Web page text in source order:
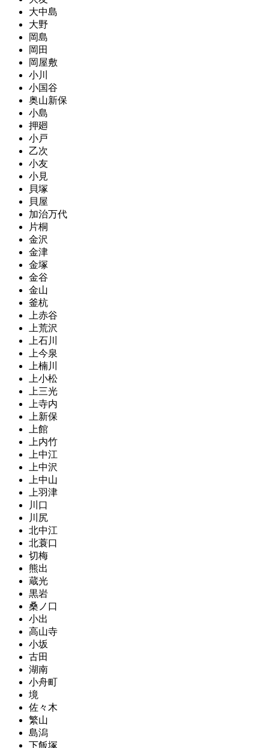
大中島
大野
岡島
岡田
岡屋敷
小川
小国谷
奥山新保
小島
押廻
小戸
乙次
小友
小見
貝塚
貝屋
加治万代
片桐
金沢
金津
金塚
金谷
金山
釜杭
上赤谷
上荒沢
上石川
上今泉
上楠川
上小松
上三光
上寺内
上新保
上館
上内竹
上中江
上中沢
上中山
上羽津
川口
川尻
北中江
北蓑口
切梅
熊出
蔵光
黒岩
桑ノ口
小出
高山寺
小坂
古田
湖南
小舟町
境
佐々木
繁山
島潟
下飯塚